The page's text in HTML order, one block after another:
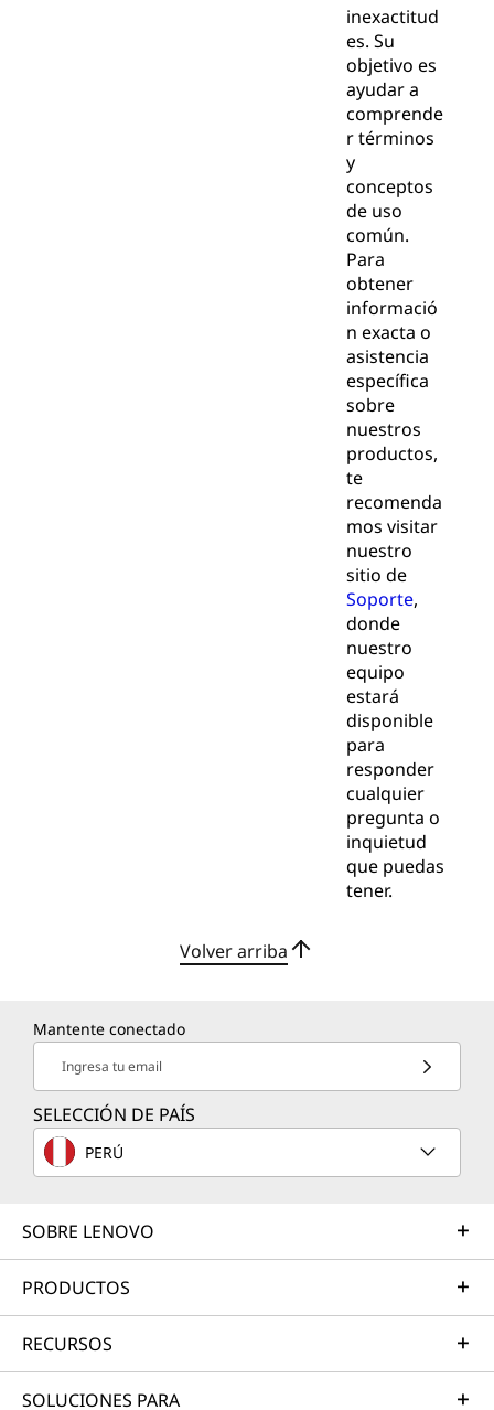
inexactitud
es. Su
objetivo es
ayudar a
comprende
r términos
y
conceptos
de uso
común.
Para
obtener
informació
n exacta o
asistencia
específica
sobre
nuestros
productos,
te
recomenda
mos visitar
nuestro
sitio de
Soporte,
donde
nuestro
equipo
estará
disponible
para
responder
cualquier
pregunta o
inquietud
que puedas
tener.
Volver arriba
Mantente conectado
Ingresa tu email
SELECCIÓN DE PAÍS
PERÚ
SOBRE LENOVO
PRODUCTOS
RECURSOS
SOLUCIONES PARA